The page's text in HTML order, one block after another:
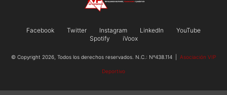
Facebook Twitter Instagram LinkedIn
YouTube
Spotify
iVoox
© Copyright 2026, Todos los derechos reservados. N.C.: Nº438.114 | Asociación VIP
Deportivo